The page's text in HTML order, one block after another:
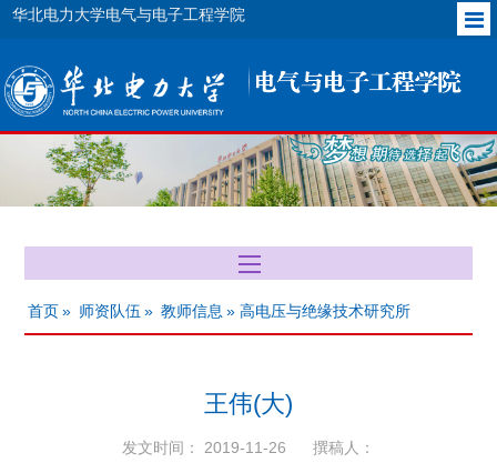
华北电力大学电气与电子工程学院
首页 » 师资队伍 » 教师信息 » 高电压与绝缘技术研究所
王伟(大)
发文时间： 2019-11-26 撰稿人：